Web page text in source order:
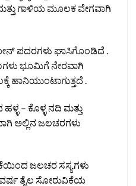
ಗಾಳಿಯ ಮೂಲಕ ವೇಗವಾಗಿ
ಪದರಗಳು ಘಾಸಿಗೊಂಡಿದೆ .
ಭೂಮಿಗೆ ನೇರವಾಗಿ
ಹಾನಿಯುಂಟಾಗುತ್ತದೆ .
– ಕೊಳ್ಳ ನದಿ ಮತ್ತು
ಅಲ್ಲಿನ ಜಲಚರಗಳು
ಜಲಚರ ಸಸ್ಯಗಳು
ತೈಲ ಸೋರುವಿಕೆಯ